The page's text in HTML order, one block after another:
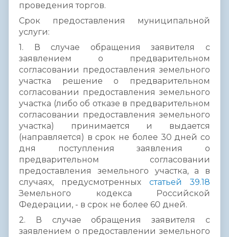
проведения торгов.
Срок предоставления муниципальной
услуги:
1. В случае обращения заявителя с
заявлением о предварительном
согласовании предоставления земельного
участка решение о предварительном
согласовании предоставления земельного
участка (либо об отказе в предварительном
согласовании предоставления земельного
участка) принимается и выдается
(направляется) в срок не более 30 дней со
дня поступления заявления о
предварительном согласовании
предоставления земельного участка, а в
случаях, предусмотренных статьей 39.18
Земельного кодекса Российской
Федерации, - в срок не более 60 дней.
2. В случае обращения заявителя с
заявлением о предоставлении земельного